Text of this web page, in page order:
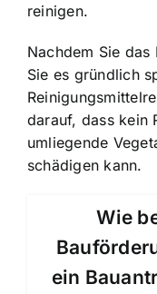
reinigen.
Nachdem Sie
Sie es gründlich
darauf, dass kein
umliegende
schädigen kann.
Wie
ein